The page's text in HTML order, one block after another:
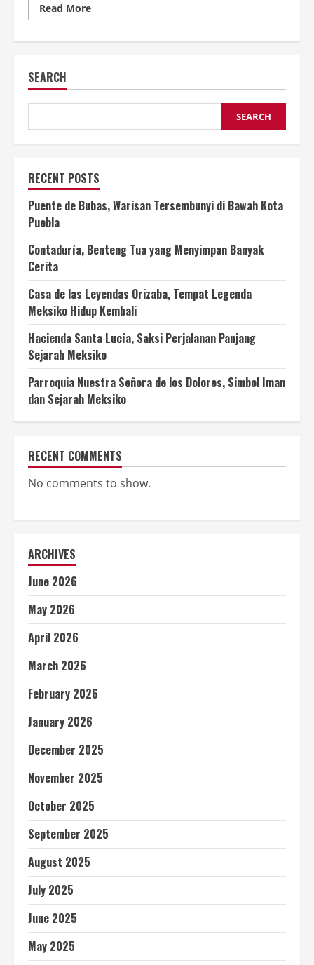
Read MoreRead
more
Myanmar:
Iman
SEARCH
SEARCH
RECENT POSTS
Puente de Bubas, Warisan Tersembunyi di Bawah Kota
Puebla
Contaduría, Benteng Tua yang Menyimpan Banyak
Cerita
Casa de las Leyendas Orizaba, Tempat Legenda
Meksiko Hidup Kembali
Hacienda Santa Lucía, Saksi Perjalanan Panjang
Sejarah Meksiko
Parroquia Nuestra Señora de los Dolores, Simbol Iman
dan Sejarah Meksiko
RECENT COMMENTS
No comments to show.
ARCHIVES
June 2026
May 2026
April 2026
March 2026
February 2026
January 2026
December 2025
November 2025
October 2025
September 2025
August 2025
July 2025
June 2025
May 2025